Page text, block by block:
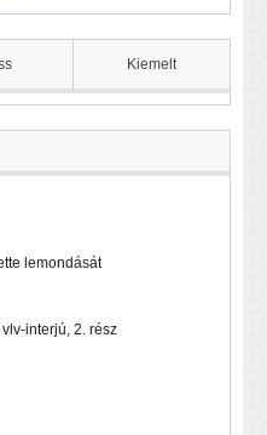
Kiemelt
lemondását
interjú, 2. rész